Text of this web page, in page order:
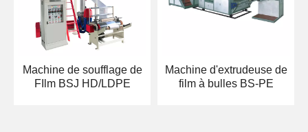
Machine de soufflage de
FIlm BSJ HD/LDPE
Machine d'extrudeuse de
film à bulles BS-PE